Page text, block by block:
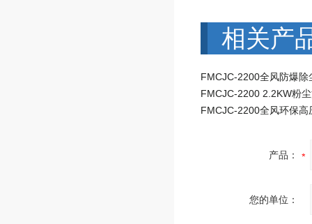
相关产
FMCJC-2200全风防爆除
产品：
您的单位：